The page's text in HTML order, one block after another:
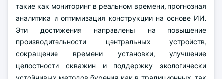
такие как мониторинг в реальном времени, прогнозная
аналитика и оптимизация конструкции на основе ИИ.
Эти достижения направлены на повышение
производительности центральных устройств,
сокращение времени установки, улучшение
целостности скважин и поддержку экологически